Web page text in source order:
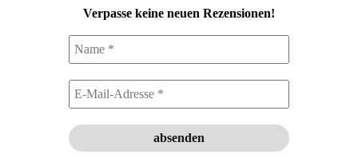
Verpasse keine neuen Rezensionen!